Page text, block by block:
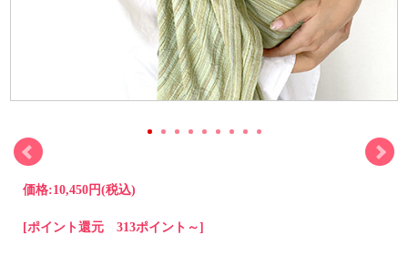
価格:10,450円(税込)
[ポイント還元 313ポイント～]